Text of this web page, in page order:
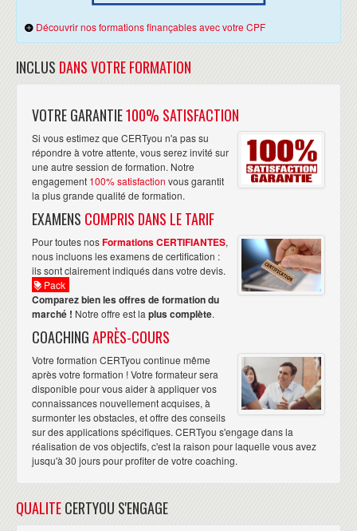
Découvrir nos formations finançables avec votre CPF
INCLUS DANS VOTRE FORMATION
VOTRE GARANTIE100% SATISFACTION
Si vous estimez que CERTyou n'a pas su
répondre à votre attente, vous serez invité sur
une autre session de formation. Notre
engagement 100% satisfaction vous garantit
la plus grande qualité de formation.
EXAMENS COMPRIS DANS LE TARIF
Pour toutes nosFormations CERTIFIANTES,
nous incluons les examens de certification :
ils sont clairement indiqués dans votre devis.
Pack
Comparez bien les offres de formation du
marché ! Notre offre est la plus complète.
COACHINGAPRÈS-COURS
Votre formation CERTyou continue même
après votre formation ! Votre formateur sera
disponible pour vous aider à appliquer vos
connaissances nouvellement acquises, à
surmonter les obstacles, et offre des conseils
sur des applications spécifiques. CERTyou s'engage dans la
réalisation de vos objectifs, c'est la raison pour laquelle vous avez
jusqu'à 30 jours pour profiter de votre coaching.
QUALITECERTYOU S'ENGAGE